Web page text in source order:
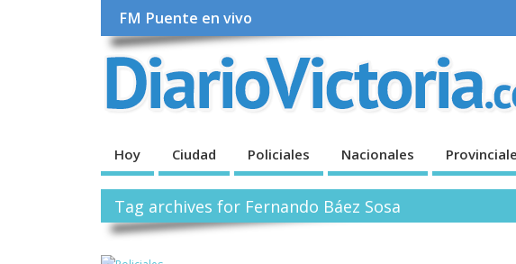
FM Puente en vivo
Hoy Ciudad Policiales Nacionales
Tag archives for Fernando Báez Sosa